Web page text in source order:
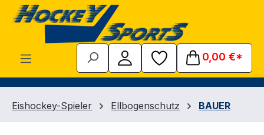
Zum Hauptinhalt springen
0,00 €*
Eishockey-Spieler Ellbogenschutz BAUER